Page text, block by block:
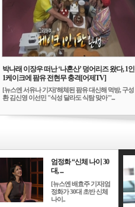
박나래 이장우 떠난 ‘나혼산’ 덩어리즈 왔다, 1인
1케이크에 팜유 전현무 충격[어제TV]
[뉴스엔 서유나 기자]'해체된 팜유 대신해 먹방, 구성
환 김신영 이선민 "식성 달라도 식탐 맞아"'...
엄정화 “신체 나이 30
대, ...
[뉴스엔 배효주 기자]엄
정화가 30대 초반 신체
나이..